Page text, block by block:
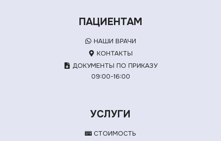
ПАЦИЕНТАМ
НАШИ ВРАЧИ
КОНТАКТЫ
ДОКУМЕНТЫ ПО ПРИКАЗУ
09:00-16:00
УСЛУГИ
СТОИМОСТЬ